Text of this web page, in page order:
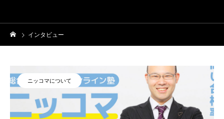
インタビュー
ニッコマについて